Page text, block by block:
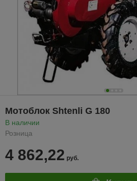
Мотоблок Shtenli G 180
В наличии
Розница
4 862,22 руб.